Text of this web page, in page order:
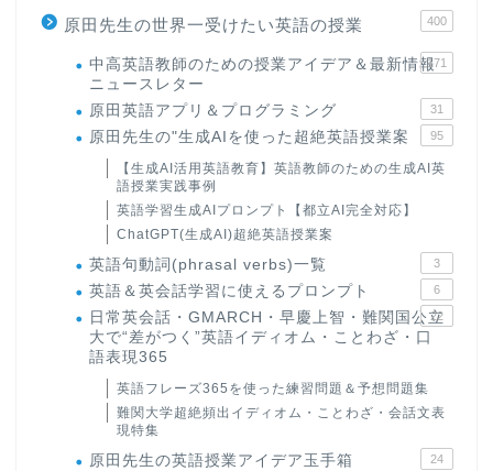
原田先生の世界一受けたい英語の授業 400
中高英語教師のための授業アイデア＆最新情報
ニュースレター
171
原田英語アプリ＆プログラミング 31
原田先生の"生成AIを使った超絶英語授業案 95
【生成AI活用英語教育】英語教師のための生成AI英
語授業実践事例
英語学習生成AIプロンプト【都立AI完全対応】
ChatGPT(生成AI)超絶英語授業案
英語句動詞(phrasal verbs)一覧 3
英語＆英会話学習に使えるプロンプト 6
日常英会話・GMARCH・早慶上智・難関国公立
大で“差がつく”英語イディオム・ことわざ・口
語表現365
22
英語フレーズ365を使った練習問題＆予想問題集
難関大学超絶頻出イディオム・ことわざ・会話文表
現特集
原田先生の英語授業アイデア玉手箱 24